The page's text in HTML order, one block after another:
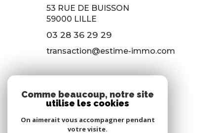
53 RUE DE BUISSON
59000 LILLE
03 28 36 29 29
transaction@estime-immo.com
118 RUE DU 8 MAI 1945
59650 VILLENEUVE D’ASCQ
03 28 36 29 29
Comme beaucoup, notre site
utilise les cookies
On aimerait vous accompagner pendant
votre visite.